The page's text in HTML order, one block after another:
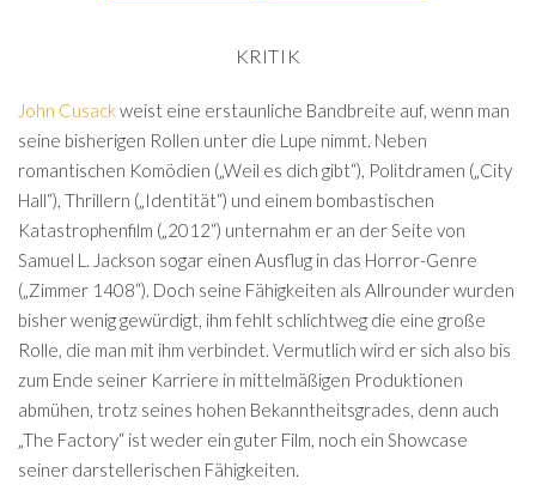
KRITIK
John Cusackweist eine erstaunliche Bandbreite auf, wenn man
seine bisherigen Rollen unter die Lupe nimmt. Neben
romantischen Komödien („Weil es dich gibt“), Politdramen („City
Hall“), Thrillern („Identität“) und einem bombastischen
Katastrophenfilm („2012“) unternahm er an der Seite von
Samuel L. Jackson sogar einen Ausflug in das Horror-Genre
(„Zimmer 1408“). Doch seine Fähigkeiten als Allrounder wurden
bisher wenig gewürdigt, ihm fehlt schlichtweg die eine große
Rolle, die man mit ihm verbindet. Vermutlich wird er sich also bis
zum Ende seiner Karriere in mittelmäßigen Produktionen
abmühen, trotz seines hohen Bekanntheitsgrades, denn auch
„The Factory“ ist weder ein guter Film, noch ein Showcase
seiner darstellerischen Fähigkeiten.